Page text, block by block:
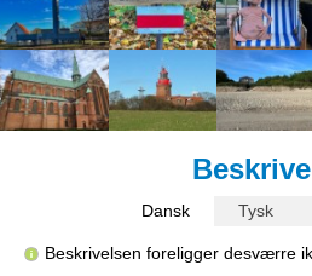
Dansk Tysk
Beskrivelsen foreligger desværre